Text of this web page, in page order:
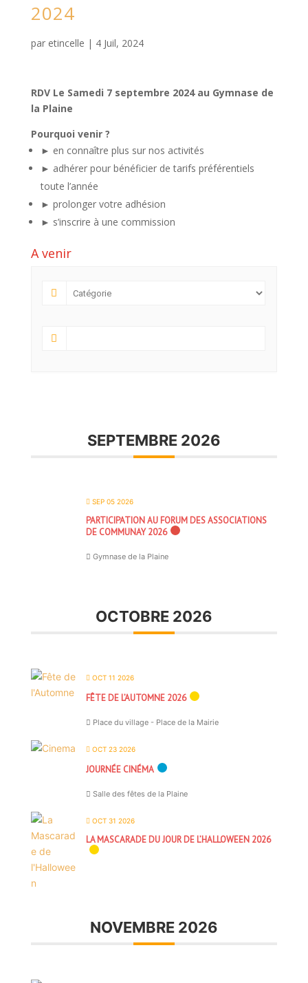
2024
par etincelle | 4 Juil, 2024
RDV Le Samedi 7 septembre 2024 au Gymnase de
la Plaine
Pourquoi venir ?
► en connaître plus sur nos activités
► adhérer pour bénéficier de tarifs préférentiels
toute l’année
► prolonger votre adhésion
► s’inscrire à une commission
A venir
SEPTEMBRE 2026
SEP 05 2026
PARTICIPATION AU FORUM DES ASSOCIATIONS
DE COMMUNAY 2026
Gymnase de la Plaine
OCTOBRE 2026
OCT 11 2026
FÊTE DE L’AUTOMNE 2026
Place du village - Place de la Mairie
OCT 23 2026
JOURNÉE CINÉMA
Salle des fêtes de la Plaine
OCT 31 2026
LA MASCARADE DU JOUR DE L’HALLOWEEN 2026
NOVEMBRE 2026